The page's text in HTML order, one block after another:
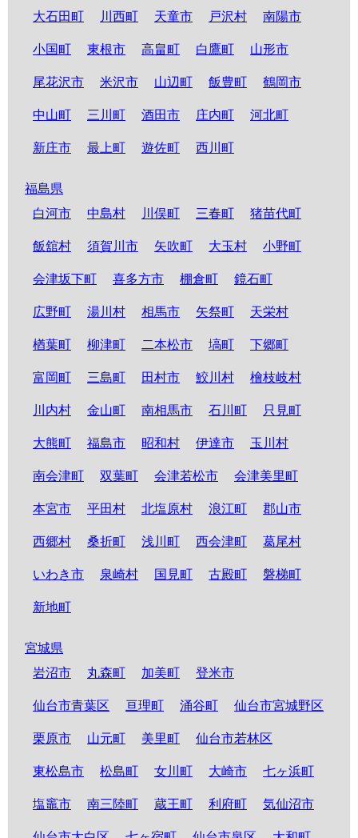
大石田町 川西町 天童市 戸沢村 南陽市
小国町 東根市 高畠町 白鷹町 山形市
尾花沢市 米沢市 山辺町 飯豊町 鶴岡市
中山町 三川町 酒田市 庄内町 河北町
新庄市 最上町 遊佐町 西川町
福島県
白河市
中島村 川俣町 三春町 猪苗代町
飯舘村 須賀川市 矢吹町 大玉村 小野町
会津坂下町 喜多方市 棚倉町 鏡石町
広野町 湯川村 相馬市 矢祭町 天栄村
楢葉町 柳津町 二本松市 塙町 下郷町
富岡町 三島町 田村市 鮫川村 檜枝岐村
川内村 金山町 南相馬市 石川町 只見町
大熊町 福島市 昭和村 伊達市 玉川村
南会津町 双葉町 会津若松市 会津美里町
本宮市 平田村 北塩原村 浪江町 郡山市
西郷村 桑折町 浅川町 西会津町 葛尾村
いわき市 泉崎村 国見町 古殿町 磐梯町
新地町
宮城県
岩沼市
丸森町 加美町 登米市
仙台市青葉区 亘理町 涌谷町 仙台市宮城野区
栗原市 山元町 美里町 仙台市若林区
東松島市 松島町 女川町 大崎市 七ヶ浜町
塩竈市 南三陸町 蔵王町 利府町 気仙沼市